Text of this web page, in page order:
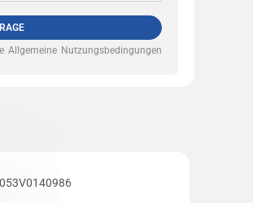
Allgemeine Nutzungsbedingungen